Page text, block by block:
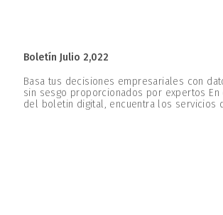
Boletín Julio 2,022
Basa tus decisiones empresariales con
sin sesgo proporcionados por expertos En
del boletin digital, encuentra los servicios